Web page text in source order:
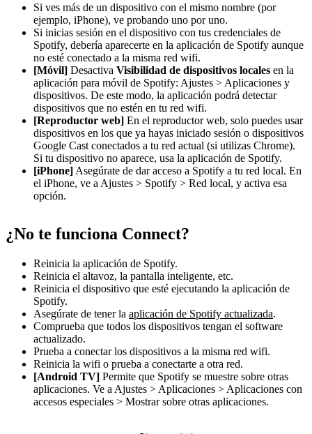
Si ves más de un dispositivo con el mismo nombre (por
ejemplo, iPhone), ve probando uno por uno.
Si inicias sesión en el dispositivo con tus credenciales de
Spotify, debería aparecerte en la aplicación de Spotify aunque
no esté conectado a la misma red wifi.
[Móvil] Desactiva Visibilidad de dispositivos locales en la
aplicación para móvil de Spotify: Ajustes > Aplicaciones y
dispositivos. De este modo, la aplicación podrá detectar
dispositivos que no estén en tu red wifi.
[Reproductor web] En el reproductor web, solo puedes usar
dispositivos en los que ya hayas iniciado sesión o dispositivos
Google Cast conectados a tu red actual (si utilizas Chrome).
Si tu dispositivo no aparece, usa la aplicación de Spotify.
[iPhone] Asegúrate de dar acceso a Spotify a tu red local. En
el iPhone, ve a Ajustes > Spotify > Red local, y activa esa
opción.
¿No te funciona Connect?
Reinicia la aplicación de Spotify.
Reinicia el altavoz, la pantalla inteligente, etc.
Reinicia el dispositivo que esté ejecutando la aplicación de
Spotify.
Asegúrate de tener la aplicación de Spotify actualizada.
Comprueba que todos los dispositivos tengan el software
actualizado.
Prueba a conectar los dispositivos a la misma red wifi.
Reinicia la wifi o prueba a conectarte a otra red.
[Android TV] Permite que Spotify se muestre sobre otras
aplicaciones. Ve a Ajustes > Aplicaciones > Aplicaciones con
accesos especiales > Mostrar sobre otras aplicaciones.